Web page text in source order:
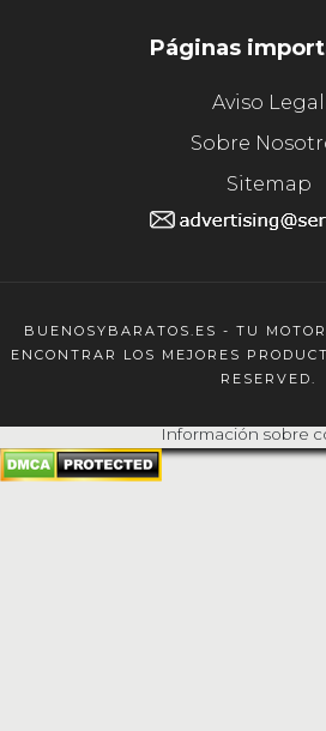
Páginas
Aviso Legal
Sobre
Sitemap
BUENOSYBARATOS.ES - TU
ENCONTRAR LOS MEJORES
RESERVED.
Información sobre